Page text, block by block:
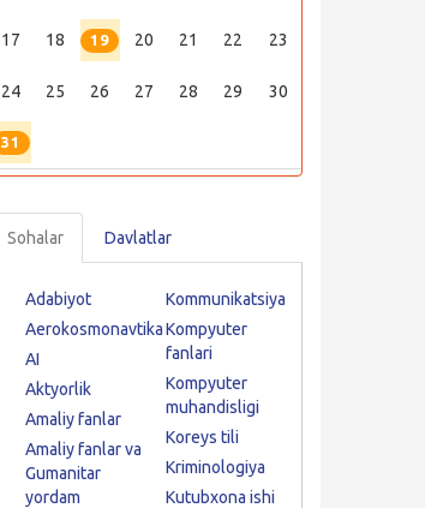
17 18 19 20 21 22 23
24 25 26 27 28 29 30
31
Sohalar Davlatlar
Adabiyot
Aerokosmonavtika
AI
Aktyorlik
Amaliy fanlar
Amaliy fanlar va
Gumanitar
yordam
Kommunikatsiya
Kompyuter
fanlari
Kompyuter
muhandisligi
Koreys tili
Kriminologiya
Kutubxona ishi